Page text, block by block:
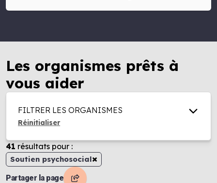
Les organismes prêts à
vous aider
FILTRER LES ORGANISMES
Réinitialiser
41 résultats pour :
Soutien psychosocial×
Partager la page